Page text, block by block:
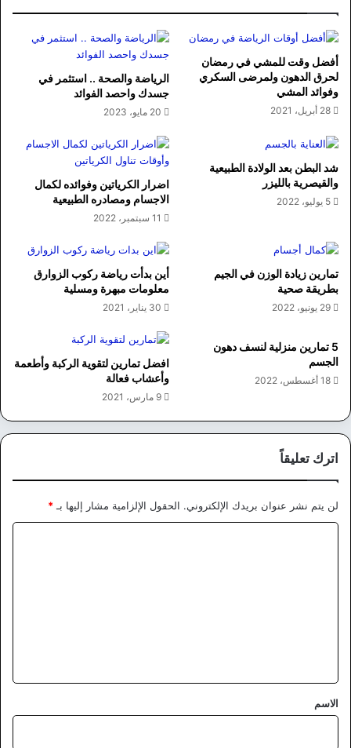
أفضل وقت للمشي في رمضان
لحرق الدهون ولمرضى السكري
وفوائد المشي
28 أبريل، 2021
الرياضة والصحة .. استثمر في
جسدك واحصد الفوائد
20 مايو، 2023
شد البطن بعد الولادة الطبيعية
والقيصرية بالليزر
5 يوليو، 2022
اضرار الكرياتين وفوائده لكمال
الاجسام ومصادره الطبيعية
11 سبتمبر، 2022
تمارين زيادة الوزن في الجيم
بطريقة صحية
29 يونيو، 2022
أين بدأت رياضة ركوب الزوارق
معلومات مبهرة ومسلية
30 يناير، 2021
5 تمارين منزلية لنسف دهون
الجسم
18 أغسطس، 2022
افضل تمارين لتقوية الركبة وأطعمة
وأعشاب فعالة
9 مارس، 2021
اترك تعليقاً
لن يتم نشر عنوان بريدك الإلكتروني. الحقول الإلزامية مشار إليها بـ *
*
الاسم